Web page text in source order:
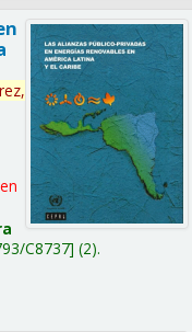
C8737 (2).